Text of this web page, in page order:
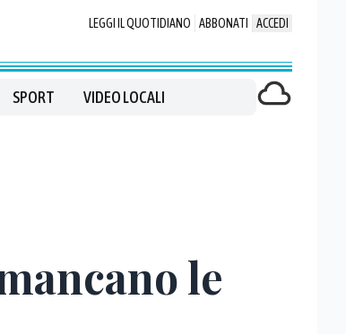
LEGGI IL QUOTIDIANO ABBONATI ACCEDI
SPORT VIDEO LOCALI
le